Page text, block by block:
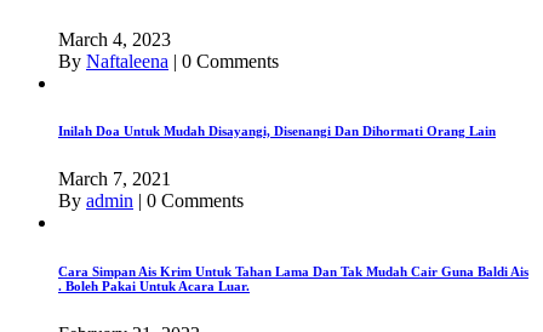
March 4, 2023
By Naftaleena | 0 Comments
Inilah Doa Untuk Mudah Disayangi, Disenangi Dan Dihormati Orang Lain
March 7, 2021
By admin | 0 Comments
Cara Simpan Ais Krim Untuk Tahan Lama Dan Tak Mudah Cair Guna Baldi Ais
. Boleh Pakai Untuk Acara Luar.